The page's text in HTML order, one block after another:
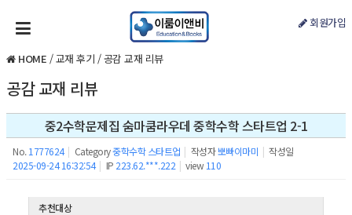
회원가입
HOME /교재 후기 /공감 교재 리뷰
공감 교재 리뷰
중2수학문제집 숨마쿰라우데 중학수학 스타트업 2-1
No. 1777624 | Category중학수학 스타트업 | 작성자뽀빠이마미 | 작성일
2025-09-24 16:32:54 | IP 223.62.***.222 | view 110
추천대상